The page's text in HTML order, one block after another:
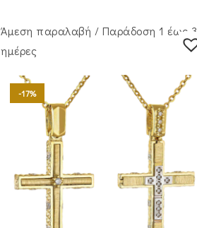
Άμεση παραλαβή / Παράδoση 1 έως 3
ημέρες
-17%